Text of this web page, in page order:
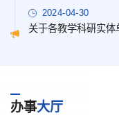
2024-04-30
办事大厅